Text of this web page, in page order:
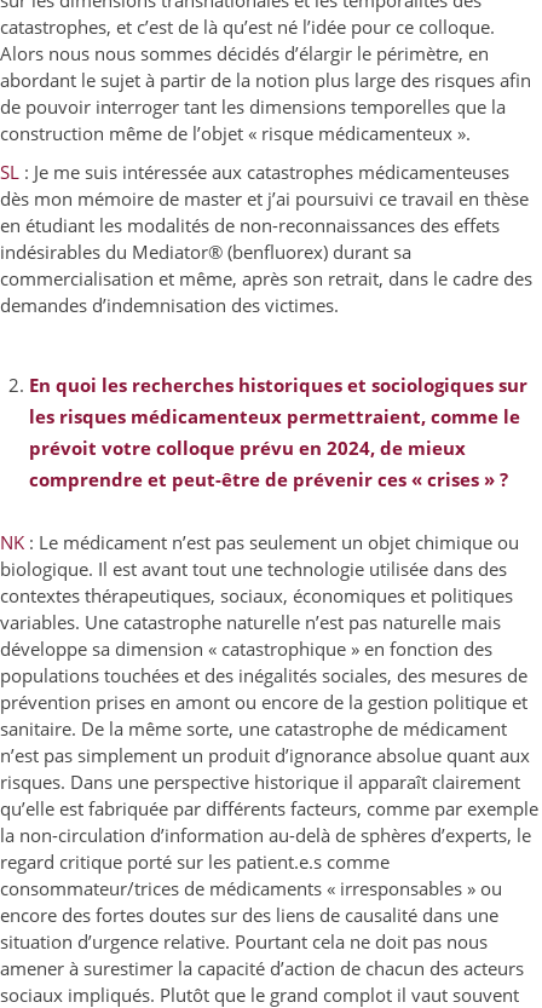
catastrophes, et c’est de là qu’est né l’idée pour ce colloque.
Alors nous nous sommes décidés d’élargir le périmètre, en
abordant le sujet à partir de la notion plus large des risques afin
de pouvoir interroger tant les dimensions temporelles que la
construction même de l’objet « risque médicamenteux ».
SL : Je me suis intéressée aux catastrophes médicamenteuses
dès mon mémoire de master et j’ai poursuivi ce travail en thèse
en étudiant les modalités de non-reconnaissances des effets
indésirables du Mediator® (benfluorex) durant sa
commercialisation et même, après son retrait, dans le cadre des
demandes d’indemnisation des victimes.
En quoi les recherches historiques et sociologiques sur
les risques médicamenteux permettraient, comme le
prévoit votre colloque prévu en 2024, de mieux
comprendre et peut-être de prévenir ces « crises » ?
NK : Le médicament n’est pas seulement un objet chimique ou
biologique. Il est avant tout une technologie utilisée dans des
contextes thérapeutiques, sociaux, économiques et politiques
variables. Une catastrophe naturelle n’est pas naturelle mais
développe sa dimension « catastrophique » en fonction des
populations touchées et des inégalités sociales, des mesures de
prévention prises en amont ou encore de la gestion politique et
sanitaire. De la même sorte, une catastrophe de médicament
n’est pas simplement un produit d’ignorance absolue quant aux
risques. Dans une perspective historique il apparaît clairement
qu’elle est fabriquée par différents facteurs, comme par exemple
la non-circulation d’information au-delà de sphères d’experts, le
regard critique porté sur les patient.e.s comme
consommateur/trices de médicaments « irresponsables » ou
encore des fortes doutes sur des liens de causalité dans une
situation d’urgence relative. Pourtant cela ne doit pas nous
amener à surestimer la capacité d’action de chacun des acteurs
sociaux impliqués. Plutôt que le grand complot il vaut souvent